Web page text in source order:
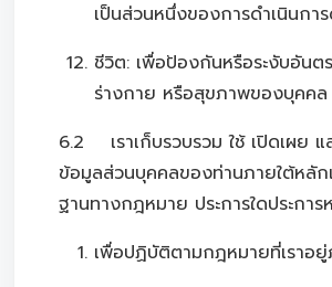
เป็นส่วนหนึ่งของการดำเนินกา
ชีวิต: เพื่อป้องกันหรือระงับอันต
ร่างกาย หรือสุขภาพของบุคคล
6.2 เราเก็บรวบรวม ใช้ เปิดเผย แ
ข้อมูลส่วนบุคคลของท่านภายใต้หลั
ฐานทางกฎหมาย ประการใดประกา
เพื่อปฏิบัติตามกฎหมายที่เราอ